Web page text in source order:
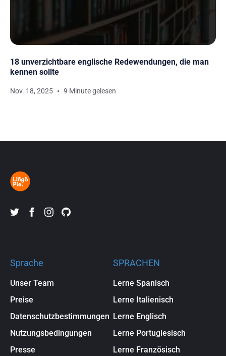
18 unverzichtbare englische Redewendungen, die man
kennen sollte
Nov. 18, 2025 9 Minute gelesen
Sprache
Unser Team
Preise
Datenschutzbestimmungen
Nutzungsbedingungen
Presse
SPRACHEN
Lerne Spanisch
Lerne Italienisch
Lerne Englisch
Lerne Portugiesisch
Lerne Französisch